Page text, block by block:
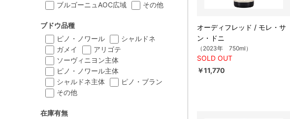
ブルゴーニュAOC広域
その他
ブドウ品種
ピノ・ノワール
シャルドネ
ガメイ
アリゴテ
ソーヴィニヨン主体
ピノ・ノワール主体
シャルドネ主体
ピノ・ブラン
その他
在庫有無
オーディフレッド / モレ・サ
ン・ドニ
（2023年 750ml）
SOLD OUT
￥11,770